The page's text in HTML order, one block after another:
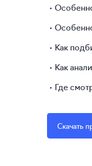
Как
Как
Где
Скачать